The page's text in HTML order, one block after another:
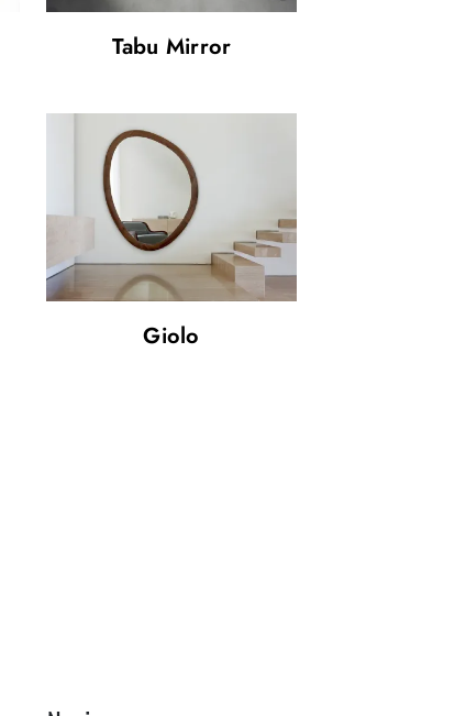
Tabu Mirror
Giolo